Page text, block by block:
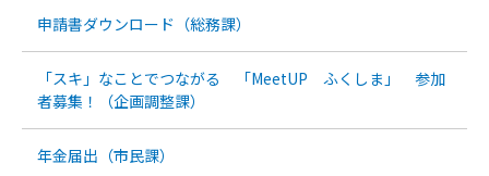
申請書ダウンロード（総務課）
「スキ」なことでつながる 「MeetUP ふくしま」 参加
者募集！（企画調整課）
年金届出（市民課）